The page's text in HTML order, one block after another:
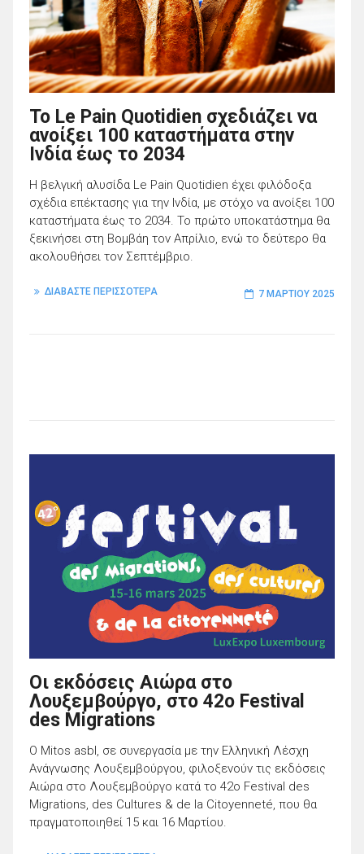
Το Le Pain Quotidien σχεδιάζει να
ανοίξει 100 καταστήματα στην
Ινδία έως το 2034
Η βελγική αλυσίδα Le Pain Quotidien έχει φιλόδοξα
σχέδια επέκτασης για την Ινδία, με στόχο να ανοίξει 100
καταστήματα έως το 2034. Το πρώτο υποκατάστημα θα
ξεκινήσει στη Βομβάη τον Απρίλιο, ενώ το δεύτερο θα
ακολουθήσει τον Σεπτέμβριο.
ΔΙΑΒΑΣΤΕ ΠΕΡΙΣΣΟΤΕΡΑ 7 ΜΑΡΤΊΟΥ 2025
Οι εκδόσεις Αιώρα στο
Λουξεμβούργο, στο 42ο Festival
des Migrations
Ο Mitos asbl, σε συνεργασία με την Ελληνική Λέσχη
Ανάγνωσης Λουξεμβούργου, φιλοξενούν τις εκδόσεις
Αιώρα στο Λουξεμβούργο κατά το 42ο Festival des
Migrations, des Cultures & de la Citoyenneté, που θα
πραγματοποιηθεί 15 και 16 Μαρτίου.